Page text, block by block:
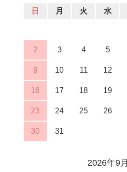
日 月 火 水
2 3 4 5
9 10 11 12
16 17 18 19
23 24 25 26
30 31
2026年9月